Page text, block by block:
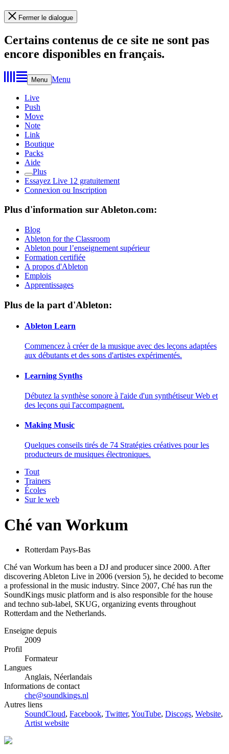
Fermer le dialogue
Certains contenus de ce site ne sont pas
encore disponibles en français.
Menu Menu
Live
Push
Move
Note
Link
Boutique
Packs
Aide
Plus
Essayez Live 12 gratuitement
Connexion ou Inscription
Plus d'information sur Ableton.com:
Blog
Ableton for the Classroom
Ableton pour l’enseignement supérieur
Formation certifiée
A propos d'Ableton
Emplois
Apprentissages
Plus de la part d'Ableton:
Ableton Learn
Commencez à créer de la musique avec des leçons adaptées
aux débutants et des sons d'artistes expérimentés.
Learning Synths
Débutez la synthèse sonore à l'aide d'un synthétiseur Web et
des leçons qui l'accompagnent.
Making Music
Quelques conseils tirés de 74 Stratégies créatives pour les
producteurs de musiques électroniques.
Tout
Trainers
Écoles
Sur le web
Ché van Workum
Rotterdam Pays-Bas
Ché van Workum has been a DJ and producer since 2000. After
discovering Ableton Live in 2006 (version 5), he decided to become
a professional in the music industry. Since 2007, Ché has run the
SoundKings music platform and is also responsible for the house
and techno sub-label, SKUG, organizing events throughout
Rotterdam and the Netherlands.
Enseigne depuis
2009
Profil
Formateur
Langues
Anglais, Néerlandais
Informations de contact
che@soundkings.nl
Autres liens
SoundCloud, Facebook, Twitter, YouTube, Discogs, Website,
Artist website